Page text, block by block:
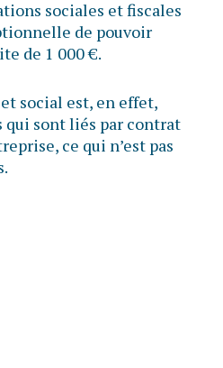
sociales et fiscales
de pouvoir
de 1 000 €.
social est, en effet,
qui sont liés par contrat
ce qui n’est pas